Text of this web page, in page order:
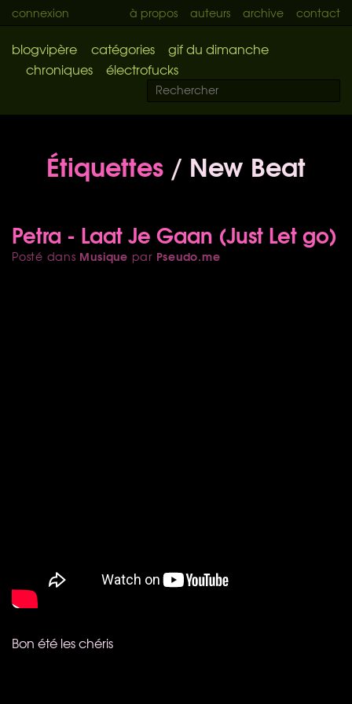
connexion à propos auteurs archive contact
blogvipère catégories
gif du dimanche
chroniques
électrofucks
Étiquettes / New Beat
Petra - Laat Je Gaan (Just Let go)
Posté dans Musique par Pseudo.me
Bon été les chéris